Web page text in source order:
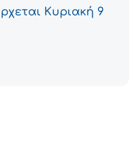
Κυριακή 9